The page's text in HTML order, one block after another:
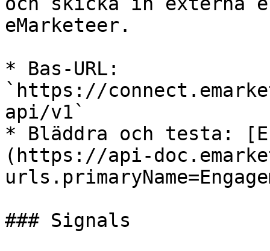
eMarketeer.
* Bas-URL:
`https://
api/v1`
* Bläddra och testa:
(https://api-
### Signals